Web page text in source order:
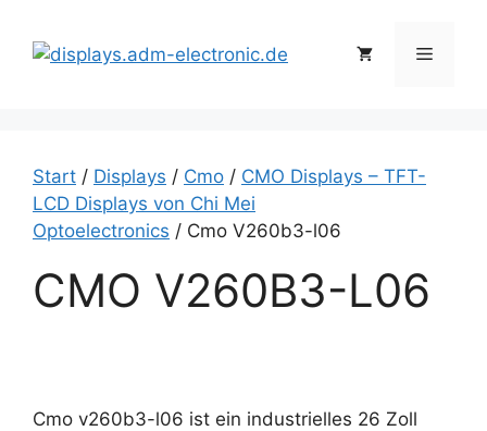
Inhalt
springen
Menü
Start / Displays / Cmo / CMO Displays – TFT-
LCD Displays von Chi Mei
Optoelectronics / Cmo V260b3-l06
CMO V260B3-L06
Cmo v260b3-l06 ist ein industrielles 26 Zoll